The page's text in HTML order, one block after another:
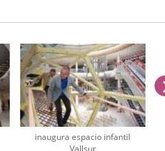
inaugura espacio infantil